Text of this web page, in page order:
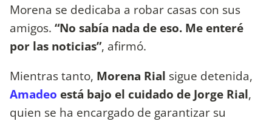
Morena se dedicaba a robar casas con sus
amigos. “No sabía nada de eso. Me enteré
por las noticias”, afirmó.
Mientras tanto, Morena Rial sigue detenida,
Amadeo está bajo el cuidado de Jorge Rial,
quien se ha encargado de garantizar su